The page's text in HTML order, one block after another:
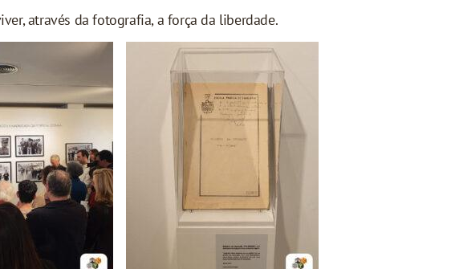
através da fotografia, a força da liberdade.